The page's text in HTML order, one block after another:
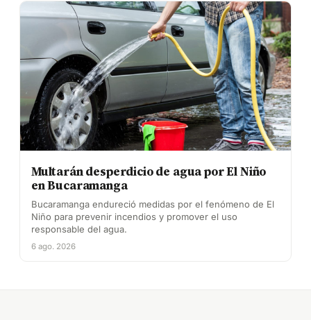
Multarán desperdicio de agua por El Niño
en Bucaramanga
Bucaramanga endureció medidas por el fenómeno de El
Niño para prevenir incendios y promover el uso
responsable del agua.
6 ago. 2026